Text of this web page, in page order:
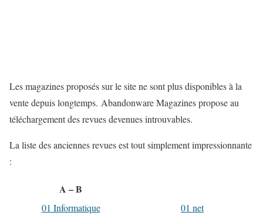
Les magazines proposés sur le site ne sont plus disponibles à la
vente depuis longtemps. Abandonware Magazines propose au
téléchargement des revues devenues introuvables.
La liste des anciennes revues est tout simplement impressionnante
:
A – B
01 Informatique
01 net